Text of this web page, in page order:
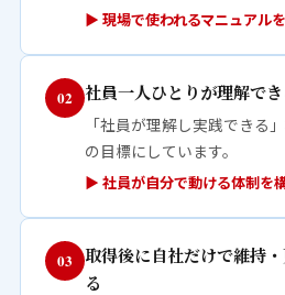
▶ 現場で使われるマニュアル
02 社員一人ひとりが理解で
「社員が理解し実践できる
の目標にしています。
▶ 社員が自分で動ける体制を
03
取得後に自社だけで維持
る